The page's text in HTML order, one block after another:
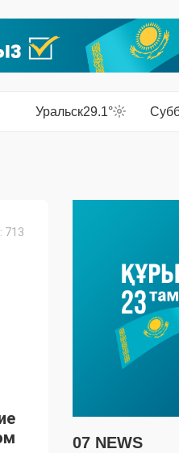
Уральск29.1°
713
07 NEWS